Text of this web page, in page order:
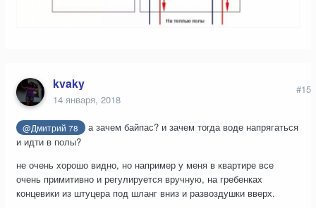
kvaky
14 января, 2018
#15
@Дмитрий 78
а зачем байпас? и зачем тогда воде напрягаться
и идти в полы?
не очень хорошо видно, но например у меня в квартире все
очень примитивно и регулируется вручную, на гребенках
концевики из штуцера под шланг вниз и развоздушки вверх.